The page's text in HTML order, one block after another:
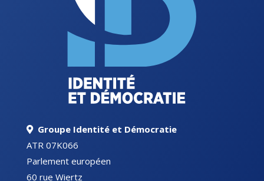
Groupe Identité et Démocratie
ATR 07K066
Parlement européen
60 rue Wiertz